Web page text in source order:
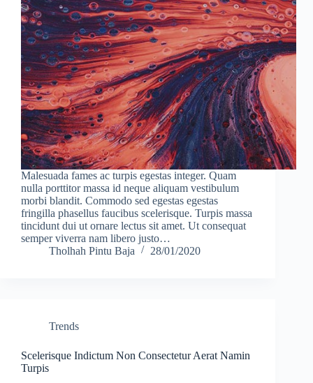
Malesuada fames ac turpis egestas integer. Quam
nulla porttitor massa id neque aliquam vestibulum
morbi blandit. Commodo sed egestas egestas
fringilla phasellus faucibus scelerisque. Turpis massa
tincidunt dui ut ornare lectus sit amet. Ut consequat
semper viverra nam libero justo…
Tholhah Pintu Baja
28/01/2020
Trends
Scelerisque Indictum Non Consectetur Aerat Namin
Turpis